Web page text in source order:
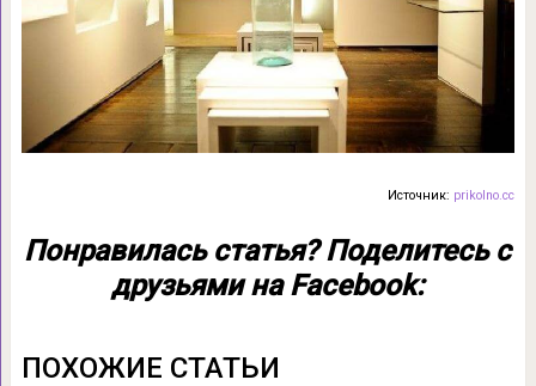
Источник: prikolno.cc
Понравилась статья? Поделитесь с
друзьями на Facebook:
ПОХОЖИЕ СТАТЬИ